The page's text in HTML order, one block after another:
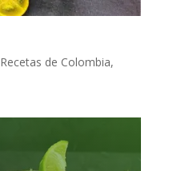
Recetas de Colombia,